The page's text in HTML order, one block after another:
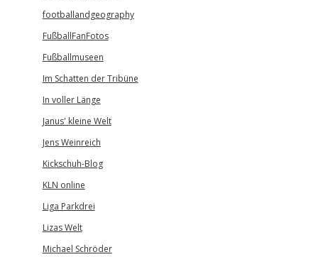
footballandgeography
FußballFanFotos
Fußballmuseen
Im Schatten der Tribüne
In voller Länge
Janus' kleine Welt
Jens Weinreich
Kickschuh-Blog
KLN online
Liga Parkdrei
Lizas Welt
Michael Schröder